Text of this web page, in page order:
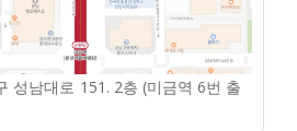
성남대로 151. 2층 (미금역 6번 출